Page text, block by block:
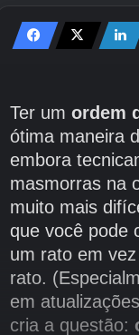
Ter um ordem
ótima maneira
embora
masmorras na
muito mais
que você pode
um rato em
rato.
em
cria a questão: